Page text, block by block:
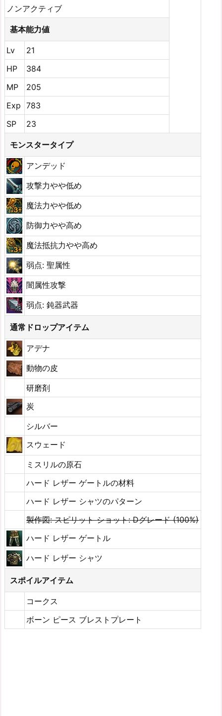
ノンアクティブ
基本能力値
Lv
21
HP
384
MP
205
Exp
783
SP
23
モンスタータイプ
アンデッド
攻撃力やや低め
魔法力やや低め
防御力やや高め
魔法抵抗力やや高め
弱点: 聖属性
闇属性攻撃
弱点: 鈍器武器
通常ドロップアイテム
アデナ
動物の皮
研磨剤
炭
シルバー
スウェード
ミスリルの原石
ハード レザー ゲートルの材料
ハード レザー シャツのパターン
製作図: スピリット ショット: Dグレード (100%)
ハード レザー ゲートル
ハード レザー シャツ
スポイルアイテム
コークス
ボーン ピース ブレストプレート